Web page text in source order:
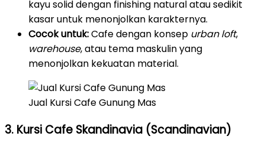
kayu solid dengan finishing natural atau sedikit
kasar untuk menonjolkan karakternya.
Cocok untuk:Cafe dengan konsep urban loft,
warehouse, atau tema maskulin yang
menonjolkan kekuatan material.
Jual Kursi Cafe Gunung Mas
3. Kursi Cafe Skandinavia (Scandinavian)